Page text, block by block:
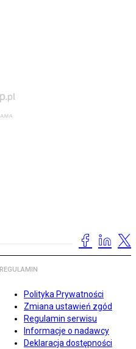
REGULAMIN
Polityka Prywatności
Zmiana ustawień zgód
Regulamin serwisu
Informacje o nadawcy
Deklaracja dostępności